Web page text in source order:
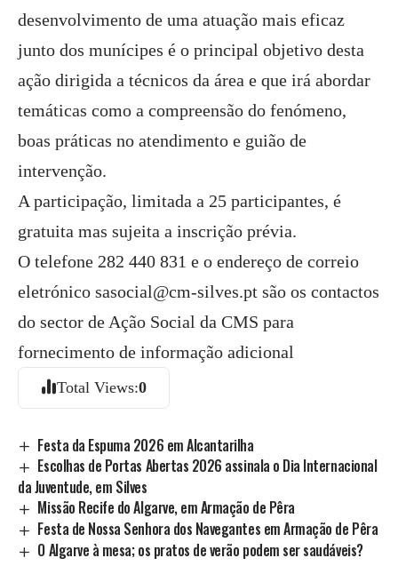
desenvolvimento de uma atuação mais eficaz
junto dos munícipes é o principal objetivo desta
ação dirigida a técnicos da área e que irá abordar
temáticas como a compreensão do fenómeno,
boas práticas no atendimento e guião de
intervenção.
A participação, limitada a 25 participantes, é
gratuita mas sujeita a inscrição prévia.
O telefone 282 440 831 e o endereço de correio
eletrónico sasocial@cm-silves.pt são os contactos
do sector de Ação Social da CMS para
fornecimento de informação adicional
Total Views:0
Festa da Espuma 2026 em Alcantarilha
Escolhas de Portas Abertas 2026 assinala o Dia Internacional
da Juventude, em Silves
Missão Recife do Algarve, em Armação de Pêra
Festa de Nossa Senhora dos Navegantes em Armação de Pêra
O Algarve à mesa; os pratos de verão podem ser saudáveis?